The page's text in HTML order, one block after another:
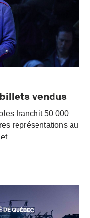
vendus
franchit 50 000
représentations au